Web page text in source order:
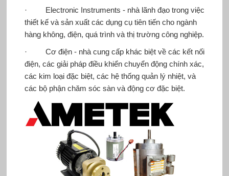
· Electronic Instruments - nhà lãnh đạo trong việc
thiết kế và sản xuất các dụng cụ tiên tiến cho ngành
hàng không, điện, quá trình và thị trường công nghiệp.
· Cơ điện - nhà cung cấp khác biệt về các kết nối
điện, các giải pháp điều khiển chuyển động chính xác,
các kim loại đặc biệt, các hệ thống quản lý nhiệt, và
các bộ phận chăm sóc sàn và động cơ đặc biệt.